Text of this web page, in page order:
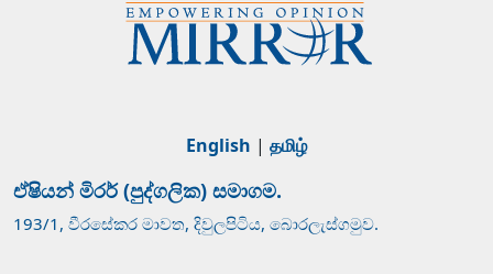
English | தமிழ்
ඒෂියන් මිරර් (පුද්ගලික) සමාගම.
193/1, වීරසේකර මාවත, දිවුලපිටිය, බොරලැස්ගමුව.